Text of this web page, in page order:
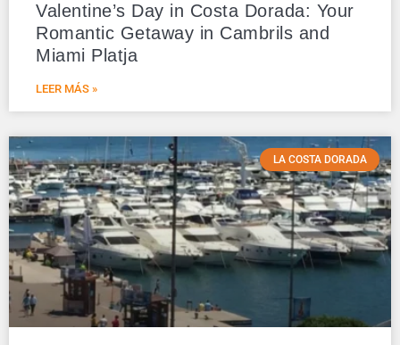
Valentine’s Day in Costa Dorada: Your
Romantic Getaway in Cambrils and
Miami Platja
LEER MÁS »
LA COSTA DORADA